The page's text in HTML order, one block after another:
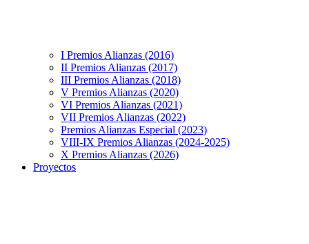
I Premios Alianzas (2016)
II Premios Alianzas (2017)
III Premios Alianzas (2018)
V Premios Alianzas (2020)
VI Premios Alianzas (2021)
VII Premios Alianzas (2022)
Premios Alianzas Especial (2023)
VIII-IX Premios Alianzas (2024-2025)
X Premios Alianzas (2026)
Proyectos